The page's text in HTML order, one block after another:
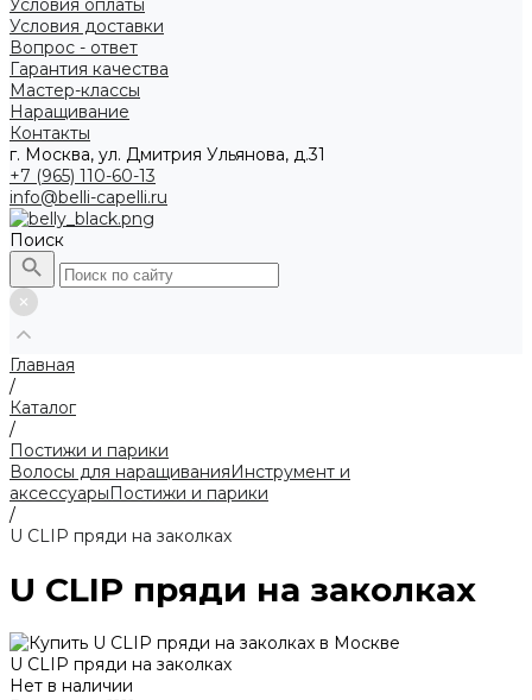
Условия оплаты
Условия доставки
Вопрос - ответ
Гарантия качества
Мастер-классы
Наращивание
Контакты
г. Москва, ул. Дмитрия Ульянова, д.31
+7 (965) 110-60-13
info@belli-capelli.ru
Поиск
Главная
/
Каталог
/
Постижи и парики
Волосы для наращиванияИнструмент и
аксессуарыПостижи и парики
/
U CLIP пряди на заколках
U CLIP пряди на заколках
U CLIP пряди на заколках
Нет в наличии